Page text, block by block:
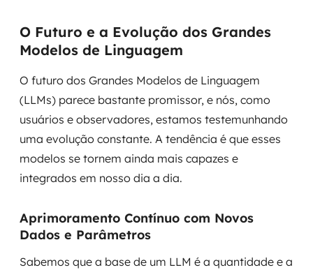
O Futuro e a Evolução dos Grandes
Modelos de Linguagem
O futuro dos Grandes Modelos de Linguagem
(LLMs) parece bastante promissor, e nós, como
usuários e observadores, estamos testemunhando
uma evolução constante. A tendência é que esses
modelos se tornem ainda mais capazes e
integrados em nosso dia a dia.
Aprimoramento Contínuo com Novos
Dados e Parâmetros
Sabemos que a base de um LLM é a quantidade e a